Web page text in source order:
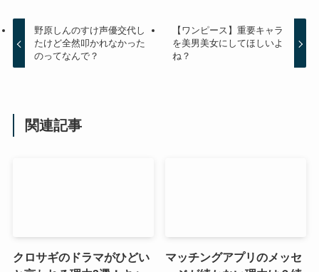
野原しんのすけ声優交代し
たけど全然叩かれなかった
のってなんで？
【ワンピース】重要キャラ
を美男美女にしてほしいよ
ね？
関連記事
クロサギのドラマがひどい
マッチングアプリのメッセ